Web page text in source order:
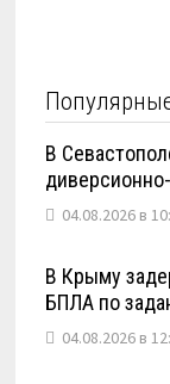
В
04.08.2026 в
В Крыму
БПЛА по
04.08.2026 в